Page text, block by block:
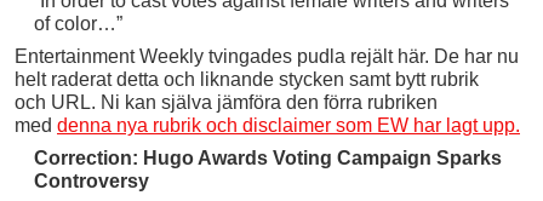
of color…”
Entertainment Weekly tvingades pudla rejält här. De har nu
helt raderat detta och liknande stycken samt bytt rubrik
och URL. Ni kan själva jämföra den förra rubriken
med denna nya rubrik och disclaimer som EW har lagt upp.
Correction: Hugo Awards Voting Campaign Sparks
Controversy